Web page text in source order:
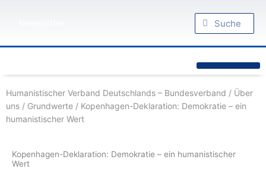
Suche
Suche
Humanistischer Verband Deutschlands – Bundesverband / Über
uns / Grundwerte / Kopenhagen-Deklaration: Demokratie – ein
humanistischer Wert
Kopenhagen-Deklaration: Demokratie – ein humanistischer
Wert